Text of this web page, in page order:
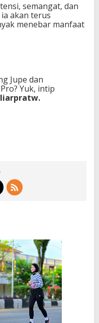
semangat, dan
akan terus
menebar manfaat
Jupe dan
Yuk, intip